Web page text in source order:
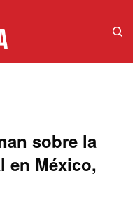
sobre la
en México,